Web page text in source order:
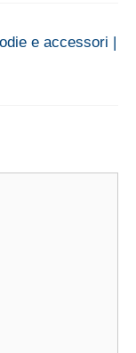
e accessori |